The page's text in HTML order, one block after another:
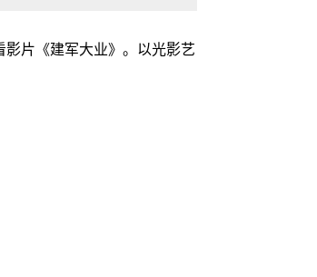
影片《建军大业》。以光影艺